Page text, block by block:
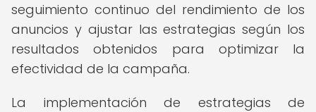
seguimiento continuo del rendimiento de los
anuncios y ajustar las estrategias según los
resultados obtenidos para optimizar la
efectividad de la campaña.
La implementación de estrategias de